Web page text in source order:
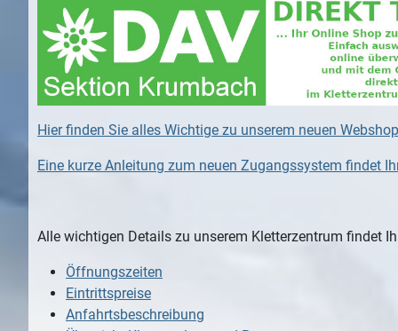
Hier finden Sie alles Wichtige zu unserem neuen
Eine kurze Anleitung zum neuen Zugangssystem findet
Alle wichtigen Details zu unserem Kletterzentrum findet
Öffnungszeiten
Eintrittspreise
Anfahrtsbeschreibung